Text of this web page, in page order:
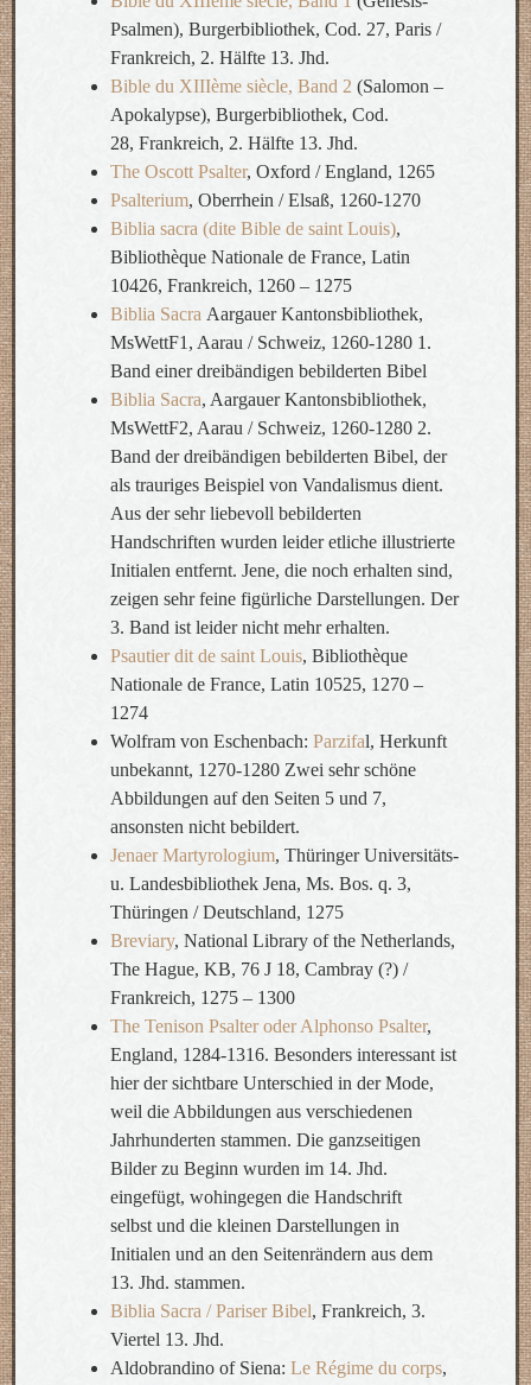
Psalmen), Burgerbibliothek, Cod. 27, Paris /
Frankreich, 2. Hälfte 13. Jhd.
Bible du XIIIème siècle, Band 2 (Salomon –
Apokalypse), Burgerbibliothek, Cod.
28, Frankreich, 2. Hälfte 13. Jhd.
The Oscott Psalter, Oxford / England, 1265
Psalterium, Oberrhein / Elsaß, 1260-1270
Biblia sacra (dite Bible de saint Louis),
Bibliothèque Nationale de France, Latin
10426, Frankreich, 1260 – 1275
Biblia Sacra Aargauer Kantonsbibliothek,
MsWettF1, Aarau / Schweiz, 1260-1280 1.
Band einer dreibändigen bebilderten Bibel
Biblia Sacra, Aargauer Kantonsbibliothek,
MsWettF2, Aarau / Schweiz, 1260-1280 2.
Band der dreibändigen bebilderten Bibel, der
als trauriges Beispiel von Vandalismus dient.
Aus der sehr liebevoll bebilderten
Handschriften wurden leider etliche illustrierte
Initialen entfernt. Jene, die noch erhalten sind,
zeigen sehr feine figürliche Darstellungen. Der
3. Band ist leider nicht mehr erhalten.
Psautier dit de saint Louis, Bibliothèque
Nationale de France, Latin 10525, 1270 –
1274
Wolfram von Eschenbach: Parzifal, Herkunft
unbekannt, 1270-1280 Zwei sehr schöne
Abbildungen auf den Seiten 5 und 7,
ansonsten nicht bebildert.
Jenaer Martyrologium, Thüringer Universitäts-
u. Landesbibliothek Jena, Ms. Bos. q. 3,
Thüringen / Deutschland, 1275
Breviary, National Library of the Netherlands,
The Hague, KB, 76 J 18, Cambray (?) /
Frankreich, 1275 – 1300
The Tenison Psalter oder Alphonso Psalter,
England, 1284-1316. Besonders interessant ist
hier der sichtbare Unterschied in der Mode,
weil die Abbildungen aus verschiedenen
Jahrhunderten stammen. Die ganzseitigen
Bilder zu Beginn wurden im 14. Jhd.
eingefügt, wohingegen die Handschrift
selbst und die kleinen Darstellungen in
Initialen und an den Seitenrändern aus dem
13. Jhd. stammen.
Biblia Sacra / Pariser Bibel, Frankreich, 3.
Viertel 13. Jhd.
Aldobrandino of Siena: Le Régime du corps,